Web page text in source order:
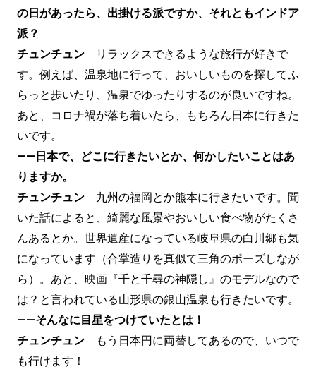
の日があったら、出掛ける派ですか、それともインドア
派？
チュンチュン リラックスできるような旅行が好きで
す。例えば、温泉地に行って、おいしいものを探してふ
らっと歩いたり、温泉でゆったりするのが良いですね。
あと、コロナ禍が落ち着いたら、もちろん日本に行きた
いです。
——日本で、どこに行きたいとか、何かしたいことはあ
りますか。
チュンチュン 九州の福岡とか熊本に行きたいです。聞
いた話によると、綺麗な風景やおいしい食べ物がたくさ
んあるとか。世界遺産になっている岐阜県の白川郷も気
になっています（合掌造りを真似て三角のポーズしなが
ら）。あと、映画『千と千尋の神隠し』のモデルなので
は？と言われている山形県の銀山温泉も行きたいです。
——そんなに目星をつけていたとは！
チュンチュン もう日本円に両替してあるので、いつで
も行けます！